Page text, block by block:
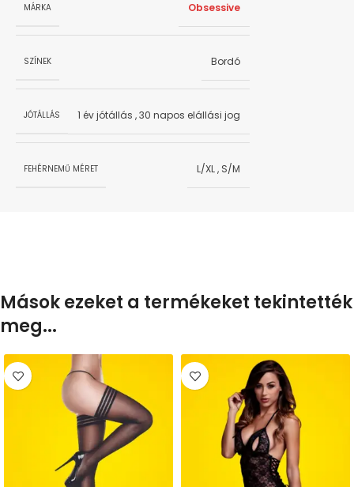
MÁRKA Obsessive
SZÍNEK Bordó
JÓTÁLLÁS 1 év jótállás ,30 napos elállási jog
FEHÉRNEMŰ MÉRET L/XL, S/M
Mások ezeket a termékeket tekintették
meg...